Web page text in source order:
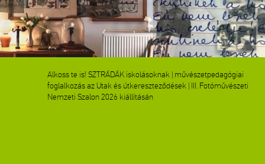
Alkoss te is! SZTRÁDÁK iskolásoknak | művészetpedagógiai
foglalkozás az Utak és útkereszteződések | III. Fotóművészeti
Nemzeti Szalon 2026 kiállításán